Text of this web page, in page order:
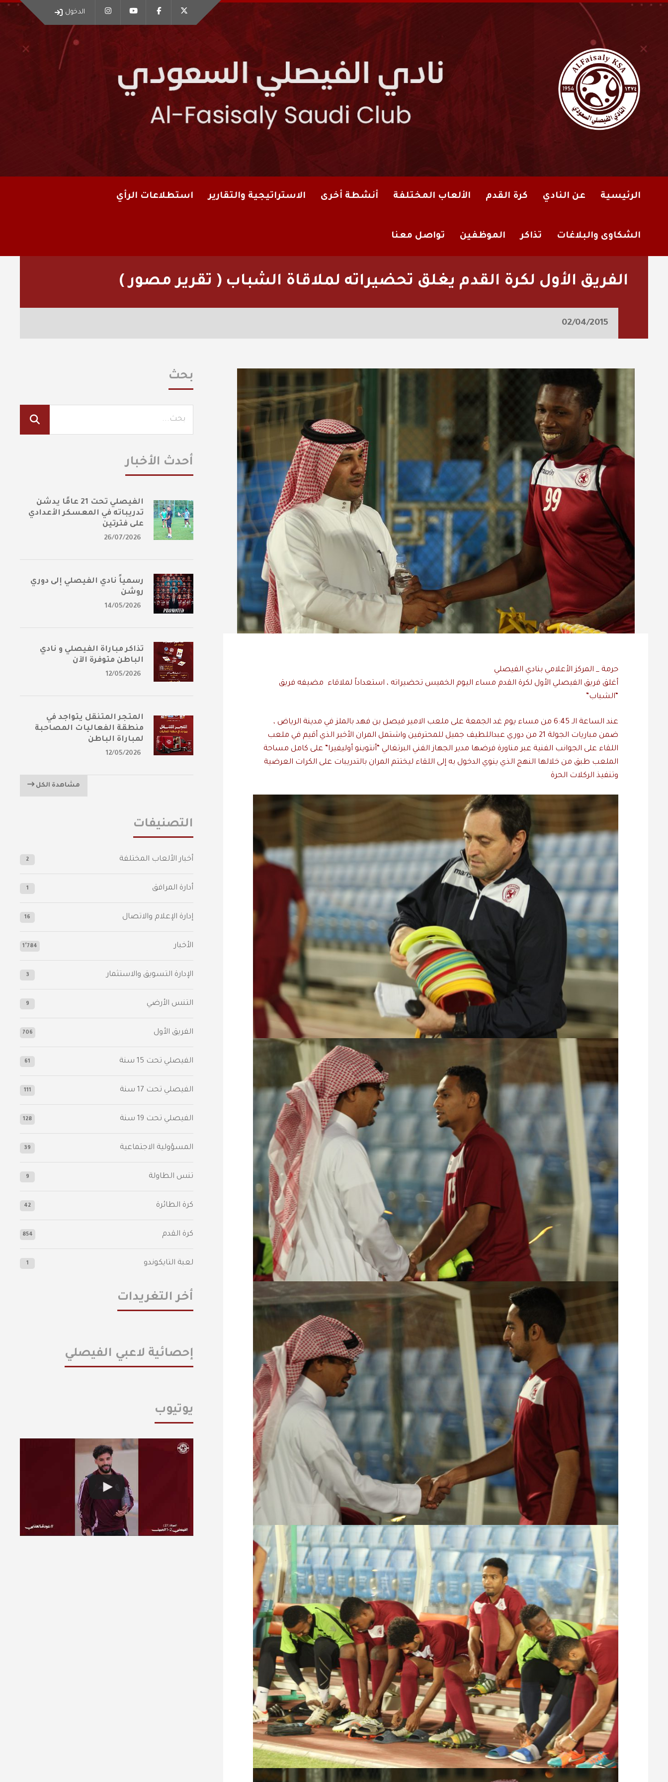
الدخول
الرئيسية عن النادي كرة القدم الألعاب المختلفة أنشطة أخرى الاستراتيجية والتقارير استطلاعات الرأي
الشكاوى والبلاغات تذاكر الموظفين تواصل معنا
الفريق الأول لكرة القدم يغلق تحضيراته لملاقاة الشباب ( تقرير مصور )
02/04/2015
حرمة _ المركز الأعلامي بنادي الفيصلي
‎أغلق فريق الفيصلي الأول لكرة القدم مساء اليوم الخميس تحضيراته ، استعداداً لملاقاء مضيفه فريق
“الشباب”
عند الساعة الـ 6:45 من مساء يوم غد الجمعة على ملعب الامير فيصل بن فهد بالملز في مدينة الرياض ،
ضمن مباريات الجولة 21 من دوري عبداللطيف جميل للمحترفين واشتمل المران الأخير الذي أقيم في ملعب
اللقاء على الجوانب الفنية عبر مناورة فرضها مدير الجهاز الفني البرتغالي “أنتوينو أوليفيرا” على كامل مساحة
الملعب طبق من خلالها النهج الذي ينوي الدخول به إلى اللقاء ليختتم المران بالتدريبات على الكرات العرضية
وتنفيذ الركلات الحرة
بحث
أحدث الأخبار
الفيصلي تحت 21 عامًا يدشن
تدريباته في المعسكر الأعدادي
على فترتين
26/07/2026
رسمياً نادي الفيصلي إلى دوري
روشن
14/05/2026
تذاكر مباراة الفيصلي و نادي
الباطن متوفرة الآن
12/05/2026
المتجر المتنقل يتواجد في
منطقة الفعاليات المصاحبة
لمباراة الباطن
12/05/2026
مشاهدة الكل
التصنيفات
أخبار الألعاب المختلفة 2
أدارة المرافق 1
إدارة الإعلام والاتصال 16
الأخبار 1٬784
الإدارة التسويق والاستثمار 3
التنس الأرضي 9
الفريق الأول 706
الفيصلي‬⁩ تحت 15 سنة 61
‫الفيصلي‬⁩ تحت 17 سنة 111
الفيصلي‬⁩ تحت 19 سنة 128
المسؤولية الاجتماعية 39
تنس الطاولة 9
كرة الطائرة 42
كرة القدم 854
لعبة التايكوندو 1
أخر التغريدات
إحصائية لاعبي الفيصلي
يوتيوب